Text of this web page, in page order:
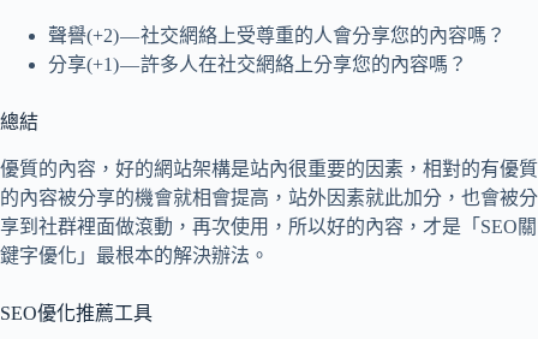
聲譽(+2) — 社交網絡上受尊重的人會分享您的內容嗎？
分享(+1) — 許多人在社交網絡上分享您的內容嗎？
總結
優質的內容，好的網站架構是站內很重要的因素，相對的有優質
的內容被分享的機會就相會提高，站外因素就此加分，也會被分
享到社群裡面做滾動，再次使用，所以好的內容，才是「SEO關
鍵字優化」最根本的解決辦法。
SEO優化推薦工具